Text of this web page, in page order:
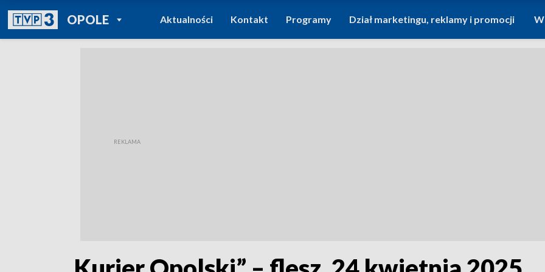
OPOLEPOWRÓT DO
TVP REGIONY
Aktualności Kontakt Programy Dział marketingu, reklamy i promocji